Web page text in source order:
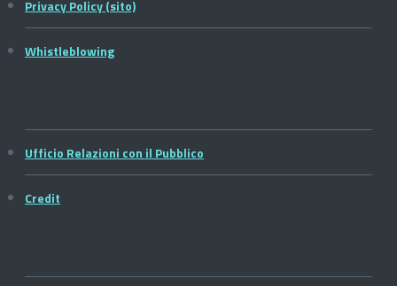
Privacy Policy (sito)
Whistleblowing
Ufficio Relazioni con il Pubblico
Credit